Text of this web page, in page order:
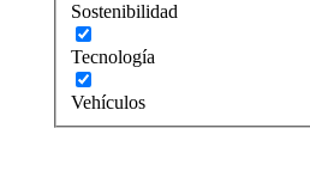
Sostenibilidad
Tecnología
Vehículos